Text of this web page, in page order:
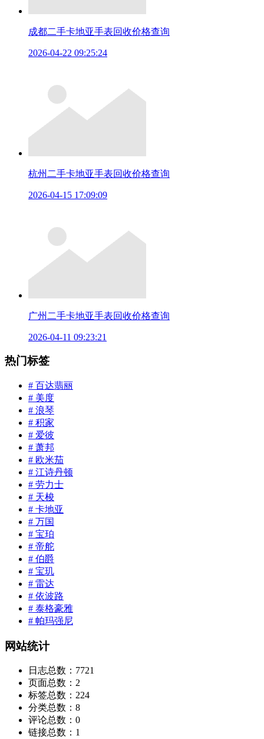
成都二手卡地亚手表回收价格查询
2026-04-22 09:25:24
杭州二手卡地亚手表回收价格查询
2026-04-15 17:09:09
广州二手卡地亚手表回收价格查询
2026-04-11 09:23:21
热门标签
# 百达翡丽
# 美度
# 浪琴
# 积家
# 爱彼
# 萧邦
# 欧米茄
# 江诗丹顿
# 劳力士
# 天梭
# 卡地亚
# 万国
# 宝珀
# 帝舵
# 伯爵
# 宝玑
# 雷达
# 依波路
# 泰格豪雅
# 帕玛强尼
网站统计
日志总数： 7721
页面总数： 2
标签总数： 224
分类总数： 8
评论总数： 0
链接总数： 1